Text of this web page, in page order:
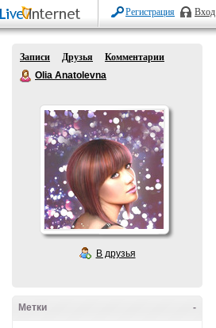
Регистрация Вход
Записи Друзья
Комментарии
Olia Anatolevna
В друзья
-
Метки